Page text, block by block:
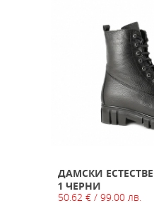
ДАМСКИ
1 ЧЕРНИ
50.62 € / 99.00 лв.